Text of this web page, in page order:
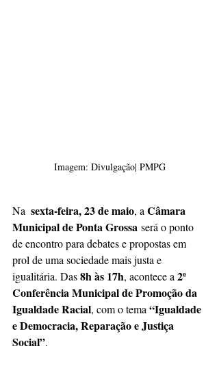
Imagem: Divulgação| PMPG
Na sexta-feira, 23 de maio, a Câmara
Municipal de Ponta Grossa será o ponto
de encontro para debates e propostas em
prol de uma sociedade mais justa e
igualitária. Das 8h às 17h, acontece a 2ª
Conferência Municipal de Promoção da
Igualdade Racial, com o tema “Igualdade
e Democracia, Reparação e Justiça
Social”.